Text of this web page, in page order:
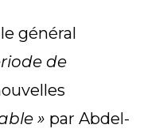
général
de
» par Abdel-